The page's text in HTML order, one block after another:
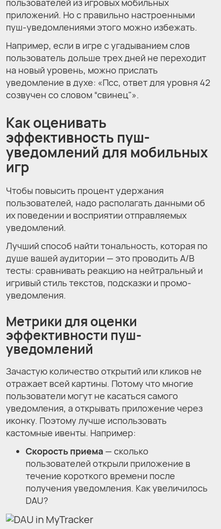
приложений. Но с правильно настроенными
пуш-уведомлениями этого можно избежать.
Например, если в игре с угадыванием слов
пользователь дольше трех дней не переходит
на новый уровень, можно прислать
уведомление в духе: «Псс, ответ для уровня 42
созвучен со словом “свинец"».
Как оценивать
эффективность пуш-
уведомлений для мобильных
игр
Чтобы повысить процент удержания
пользователей, надо располагать данными об
их поведении и восприятии отправляемых
уведомлений.
Лучший способ найти тональность, которая по
душе вашей аудитории — это проводить A/B
тесты: сравнивать реакцию на нейтральный и
игривый стиль текстов, подсказки и промо-
уведомления.
Метрики для оценки
эффективности пуш-
уведомлений
Зачастую количество открытий или кликов не
отражает всей картины. Потому что многие
пользователи могут не касаться самого
уведомления, а открывать приложение через
иконку. Поэтому лучше использовать
кастомные ивенты. Например:
Скорость приема — сколько
пользователей открыли приложение в
течение короткого времени после
получения уведомления. Как увеличилось
DAU?